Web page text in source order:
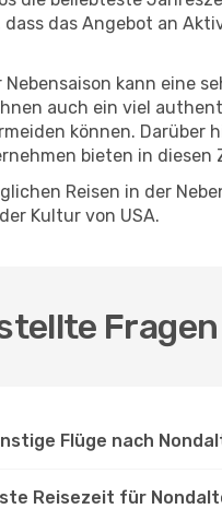
dass das Angebot an
Nebensaison kann eine
auch ein viel
können. Darüber
bieten in
Reisen in der
Kultur von USA.
Flüge nach
Reisezeit für